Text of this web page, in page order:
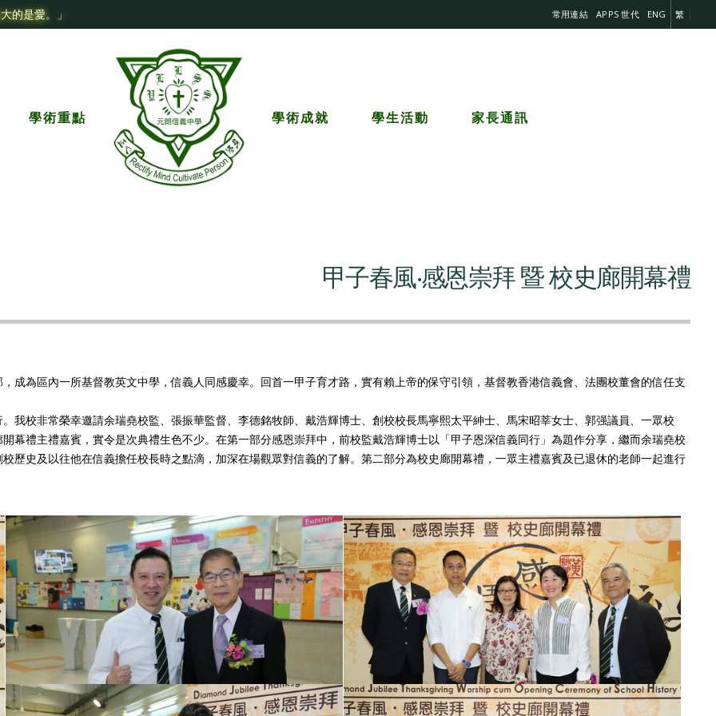
的是愛。」 常用連結 APPS 世代 ENG 繁
學術重點 學術成就 學生活動 家長通訊
甲子春風‧感恩崇拜 暨 校史廊開幕禮
成為區內一所基督教英文中學，信義人同感慶幸。回首一甲子育才路，實有賴上帝的保守引領，基督教香港信義會、法團校董會的信任支
我校非常榮幸邀請余瑞堯校監、張振華監督、李德銘牧師、戴浩輝博士、創校校長馬寧熙太平紳士、馬宋昭莘女士、郭强議員、一眾校
幕禮主禮嘉賓，實令是次典禮生色不少。在第一部分感恩崇拜中，前校監戴浩輝博士以「甲子恩深信義同行」為題作分享，繼而余瑞堯校
歷史及以往他在信義擔任校長時之點滴，加深在場觀眾對信義的了解。第二部分為校史廊開幕禮，一眾主禮嘉賓及已退休的老師一起進行